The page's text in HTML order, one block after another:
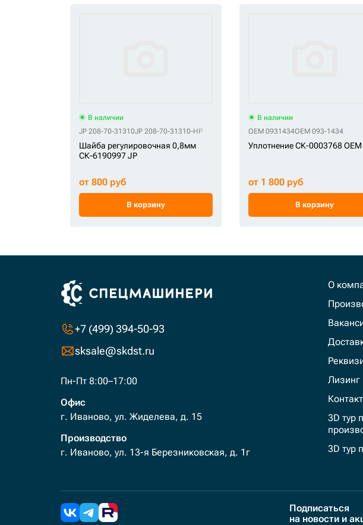
В наличии
JP 208-70-31310JP 208-70-31310-HP
Шайба регулировочная 0,8мм
СК-6190997 JP
от 800 руб
В корзину
В наличии
OEM 0931434OEM 093-1434
Уплотнение СК-0003768 OEM
от 1 800 руб
В корзину
+7 (499) 394-50-93
sksale@skdst.ru
Пн-Пт 8:00–17:00
Офис
г. Иваново, ул. Жиделева, д. 15
Производство
г. Иваново, ул. 13-я Березниковская, д. 1г
О
Лизинг
3D тур
3D тур
Подписаться
на новости и